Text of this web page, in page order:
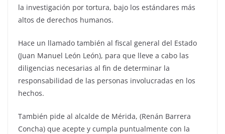
la investigación por tortura, bajo los estándares más
altos de derechos humanos.
Hace un llamado también al fiscal general del Estado
(Juan Manuel León León), para que lleve a cabo las
diligencias necesarias al fin de determinar la
responsabilidad de las personas involucradas en los
hechos.
También pide al alcalde de Mérida, (Renán Barrera
Concha) que acepte y cumpla puntualmente con la